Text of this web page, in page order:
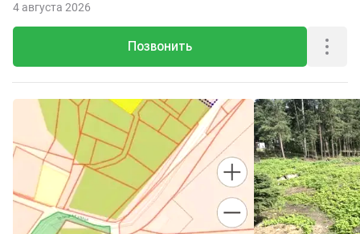
Позвонить
4 августа 2026